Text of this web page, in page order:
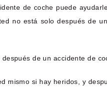
de coche puede
no está solo después de
de un accidente de
mismo si hay heridos, y